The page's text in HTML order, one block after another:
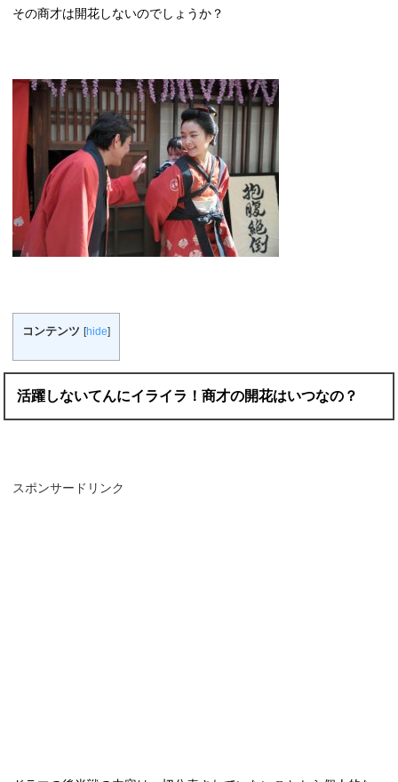
その商才は開花しないのでしょうか？
コンテンツ [hide]
活躍しないてんにイライラ！商才の開花はいつなの？
スポンサードリンク